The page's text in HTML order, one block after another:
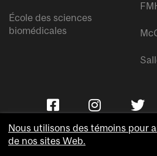
École des sciences
biomédicales
Nous utilisons des témoins pour
de nos sites Web.